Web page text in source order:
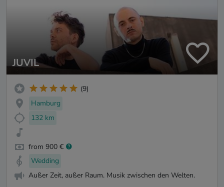
JUVIL
(9)
Hamburg
132 km
from 900 €
Wedding
Außer Zeit, außer Raum. Musik zwischen den Welten.